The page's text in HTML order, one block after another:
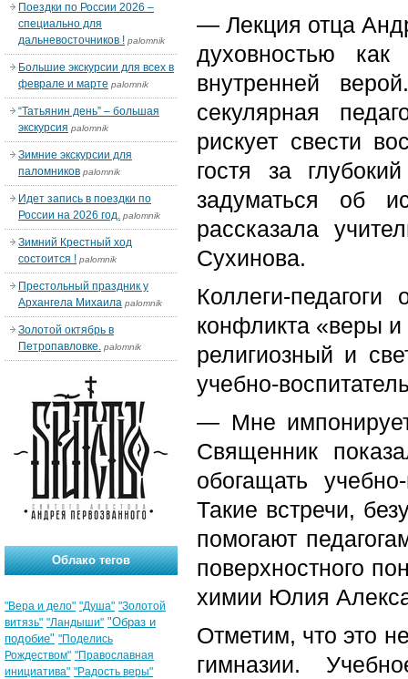
— Лекция отца
духовностью
внутренней
секулярная
рискует свести
гостя за
задуматься об
рассказала
Сухинова.
Коллеги-
конфликта «веры
религиозный и
учебно-
— Мне
Священник
обогащать
Такие встречи,
помогают
поверхностного
химии Юлия
Отметим, что это
гимназии.
Поездки по России 2026 –
специально для
дальневосточников ! palomnik
Большие экскурсии для всех в
феврале и марте palomnik
“Татьянин день” – большая
экскурсия palomnik
Зимние экскурсии для
паломников palomnik
Идет запись в поездки по
России на 2026 год. palomnik
Зимний Крестный ход
состоится ! palomnik
Престольный праздник у
Архангела Михаила palomnik
Золотой октябрь в
Петропавловке. palomnik
Облако тегов
"Вера и дело" "Душа" "Золотой
витязь" "Ландыши" "Образ и
подобие" "Поделись
Рождеством" "Православная
инициатива" "Радость веры"